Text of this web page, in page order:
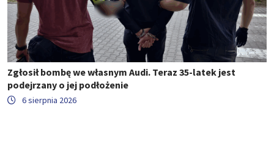
Zgłosił bombę we własnym Audi. Teraz 35-latek jest
podejrzany o jej podłożenie
6 sierpnia 2026